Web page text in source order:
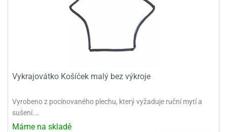
Vykrajovátko Košíček malý bez výkroje
Vyrobeno z pocínovaného plechu, který vyžaduje ruční mytí a
sušení.…
Máme na skladě